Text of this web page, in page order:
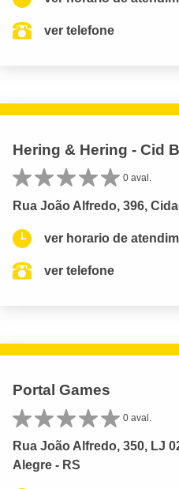
ver telefone
Hering & Hering - Cid
0 aval.
Rua João Alfredo, 396,
ver horario de
ver telefone
Portal Games
0 aval.
Rua João Alfredo, 350, LJ
Alegre - RS